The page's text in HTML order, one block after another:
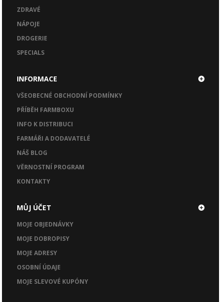
ZDRAVÉ
NÁPOJE
DROGERIE
SPECIALS
INFORMACE
VŠEOBECNÉ OBCHODNÍ PODMÍNKY
PŘÍBĚH FARMBOXU
INFO K DISTRIBUCI
FARMÁŘI A DODAVATELÉ
NÁŠ BLOG
VĚRNOSTNÍ PROGRAM
KONTAKTY
MŮJ ÚČET
MOJE OBJEDNÁVKY
MOJE DOBROPISY
MOJE ADRESY
OSOBNÍ ÚDAJE
MOJE SLEVOVÉ KUPÓNY